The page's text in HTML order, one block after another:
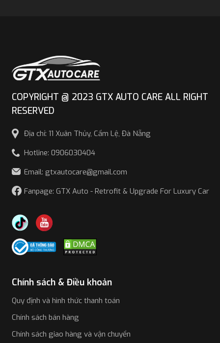
COPYRIGHT @ 2023 GTX AUTO CARE ALL RIGHT
RESERVED
Địa chỉ: 11 Xuân Thủy, Cẩm Lệ, Đà Nẵng
Hotline: 0906030404
Email: gtxautocare@gmail.com
Fanpage: GTX Auto - Retrofit & Upgrade For Luxury Car
Chính sách & Điều khoản
Quy định và hình thức thanh toán
Chính sách bán hàng
Chính sách giao hàng và vận chuyển